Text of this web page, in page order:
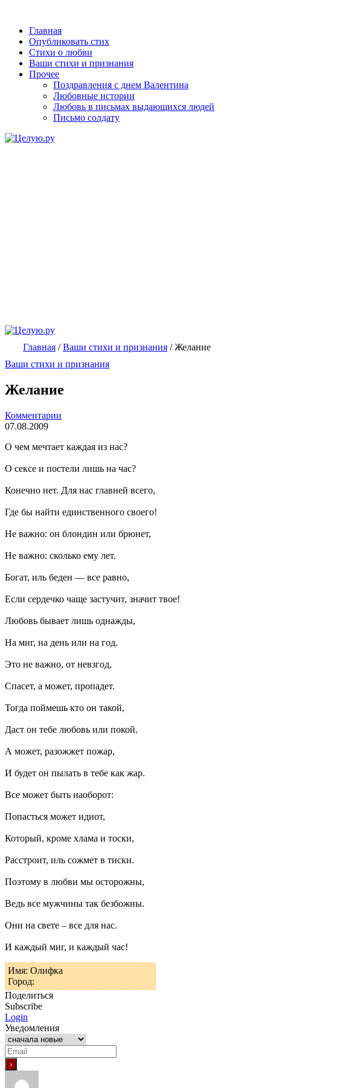
Главная
Опубликовать стих
Стихи о любви
Ваши стихи и признания
Прочее
Поздравления с днем Валентина
Любовные истории
Любовь в письмах выдающихся людей
Письмо солдату
Главная /Ваши стихи и признания /Желание
Ваши стихи и признания
Желание
Комментарии
07.08.2009
О чем мечтает каждая из нас?
О сексе и постели лишь на час?
Конечно нет. Для нас главней всего,
Где бы найти единственного своего!
Не важно: он блондин или брюнет,
Не важно: сколько ему лет.
Богат, иль беден — все равно,
Если сердечко чаще застучит, значит твое!
Любовь бывает лишь однажды,
На миг, на день или на год.
Это не важно, от невзгод,
Спасет, а может, пропадет.
Тогда поймешь кто он такой,
Даст он тебе любовь или покой.
А может, разожжет пожар,
И будет он пылать в тебе как жар.
Все может быть наоборот:
Попасться может идиот,
Который, кроме хлама и тоски,
Расстроит, иль сожмет в тиски.
Поэтому в любви мы осторожны,
Ведь все мужчины так безбожны.
Они на свете – все для нас.
И каждый миг, и каждый час!
Имя: Олифка
Город:
Поделиться
Subscribe
Login
Уведомления